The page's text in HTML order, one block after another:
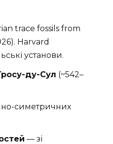
trace fossils from
Harvard
установи.
ду-Сул (~542–
симетричних
— зі